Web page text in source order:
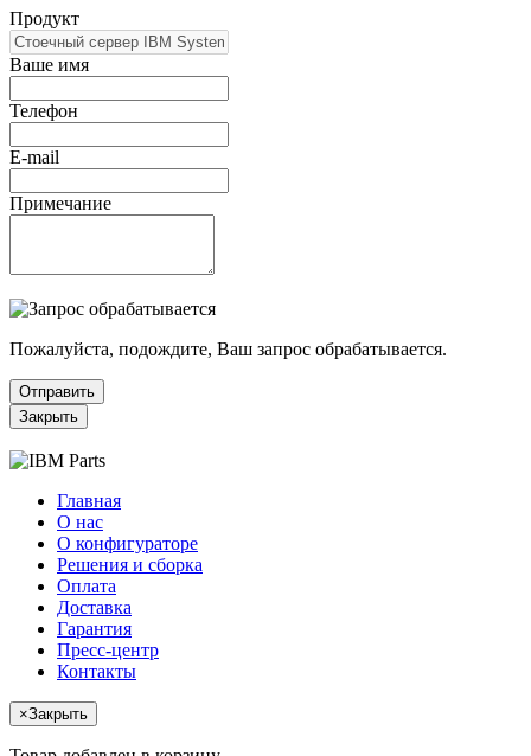
Продукт
Ваше имя
Телефон
E-mail
Примечание
Пожалуйста, подождите, Ваш запрос обрабатывается.
Отправить
Закрыть
Главная
О нас
О конфигураторе
Решения и сборка
Оплата
Доставка
Гарантия
Пресс-центр
Контакты
×Закрыть